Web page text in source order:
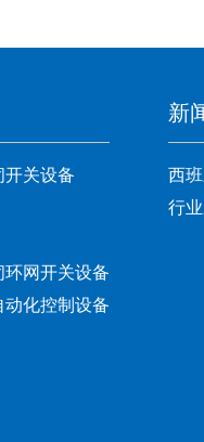
开关设备
网开关设备
化控制设备
新
西
行